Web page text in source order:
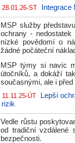
28.01.26-ST
MSP služby
ochrany -
nízké povědomí o
žádné počáteční
MSP týmy si navíc
útočníků, a dokáží
současnými, ale i
11.11.25-ÚT
Lepší
rizik
Vedle růstu
od tradiční vzdálené
bezpečnosti.